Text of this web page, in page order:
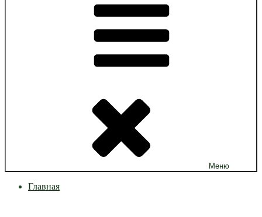
Меню
Главная